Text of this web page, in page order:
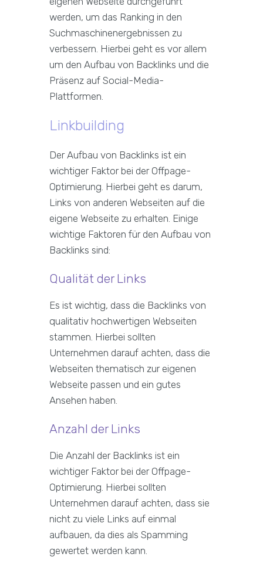
werden, um das Ranking in den
Suchmaschinenergebnissen zu
verbessern. Hierbei geht es vor allem
um den Aufbau von Backlinks und die
Präsenz auf Social-Media-
Plattformen.
Linkbuilding
Der Aufbau von Backlinks ist ein
wichtiger Faktor bei der Offpage-
Optimierung. Hierbei geht es darum,
Links von anderen Webseiten auf die
eigene Webseite zu erhalten. Einige
wichtige Faktoren für den Aufbau von
Backlinks sind:
Qualität der Links
Es ist wichtig, dass die Backlinks von
qualitativ hochwertigen Webseiten
stammen. Hierbei sollten
Unternehmen darauf achten, dass die
Webseiten thematisch zur eigenen
Webseite passen und ein gutes
Ansehen haben.
Anzahl der Links
Die Anzahl der Backlinks ist ein
wichtiger Faktor bei der Offpage-
Optimierung. Hierbei sollten
Unternehmen darauf achten, dass sie
nicht zu viele Links auf einmal
aufbauen, da dies als Spamming
gewertet werden kann.